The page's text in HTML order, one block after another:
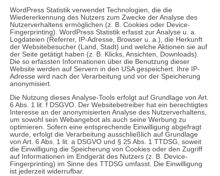
WordPress Statistik verwendet Technologien, die die
Wiedererkennung des Nutzers zum Zwecke der Analyse des
Nutzerverhaltens ermöglichen (z. B. Cookies oder Device-
Fingerprinting). WordPress Statistik erfasst zur Analyse u. a.
Logdateien (Referrer, IP-Adresse, Browser u. a.), die Herkunft
der Websitebesucher (Land, Stadt) und welche Aktionen sie auf
der Seite getätigt haben (z. B. Klicks, Ansichten, Downloads).
Die so erfassten Informationen über die Benutzung dieser
Website werden auf Servern in den USA gespeichert. Ihre IP-
Adresse wird nach der Verarbeitung und vor der Speicherung
anonymisiert.
Die Nutzung dieses Analyse-Tools erfolgt auf Grundlage von Art.
6 Abs. 1 lit. f DSGVO. Der Websitebetreiber hat ein berechtigtes
Interesse an der anonymisierten Analyse des Nutzerverhaltens,
um sowohl sein Webangebot als auch seine Werbung zu
optimieren. Sofern eine entsprechende Einwilligung abgefragt
wurde, erfolgt die Verarbeitung ausschließlich auf Grundlage
von Art. 6 Abs. 1 lit. a DSGVO und § 25 Abs. 1 TTDSG, soweit
die Einwilligung die Speicherung von Cookies oder den Zugriff
auf Informationen im Endgerät des Nutzers (z. B. Device-
Fingerprinting) im Sinne des TTDSG umfasst. Die Einwilligung
ist jederzeit widerrufbar.